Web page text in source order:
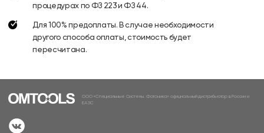
процедурах по ФЗ 223 и ФЗ 44.
Для 100% предоплаты. В случае необходимости
другого способа оплаты, стоимость будет
пересчитана.
ООО «Специальные Системы. Фотоника» официальный дистрибьютор в России и
ЕАЭС